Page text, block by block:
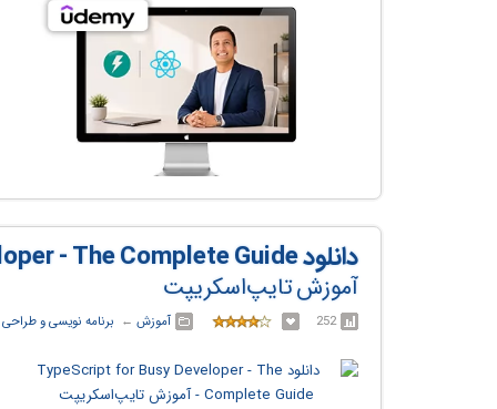
دانلود TypeScript for Busy Developer - The Complete Guide
آموزش تایپ‌اسکریپت
252 آموزش ← ‏ برنامه نویسی و